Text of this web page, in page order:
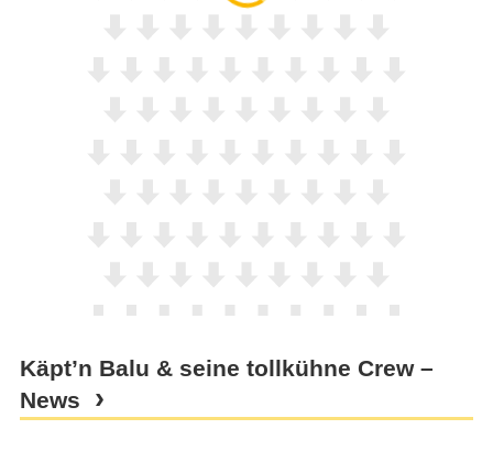
Käpt’n Balu & seine tollkühne Crew –
News